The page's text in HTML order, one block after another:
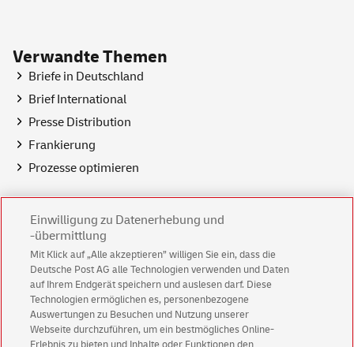
Verwandte Themen
Briefe in Deutschland
Brief International
Presse Distribution
Frankierung
Prozesse optimieren
Service & Shops
Standortfinder
Dialogpost Manager
Shopder Deutschen Post
Einwilligung zu Datenerhebung und
-übermittlung
Mit Klick auf „Alle akzeptieren” willigen Sie ein, dass die
Deutsche Post AG alle Technologien verwenden und Daten
auf Ihrem Endgerät speichern und auslesen darf. Diese
Technologien ermöglichen es, personenbezogene
Auswertungen zu Besuchen und Nutzung unserer
Webseite durchzuführen, um ein bestmögliches Online-